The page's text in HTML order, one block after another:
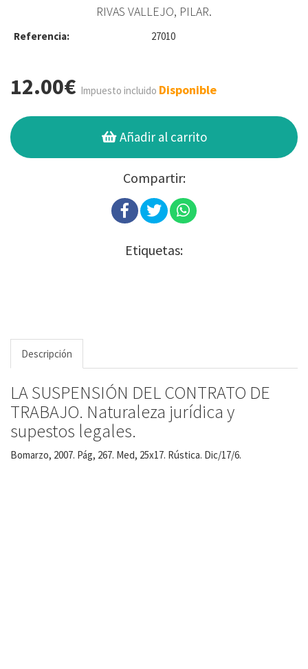
RIVAS VALLEJO, PILAR.
Referencia: 27010
12.00€ Impuesto incluido Disponible
Añadir al carrito
Compartir:
Etiquetas:
Descripción
LA SUSPENSIÓN DEL CONTRATO DE
TRABAJO. Naturaleza jurídica y
supestos legales.
Bomarzo, 2007. Pág, 267. Med, 25x17. Rústica. Dic/17/6.